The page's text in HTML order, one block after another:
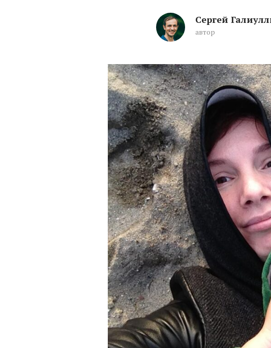
Сергей
автор
«Сына я воспитываю